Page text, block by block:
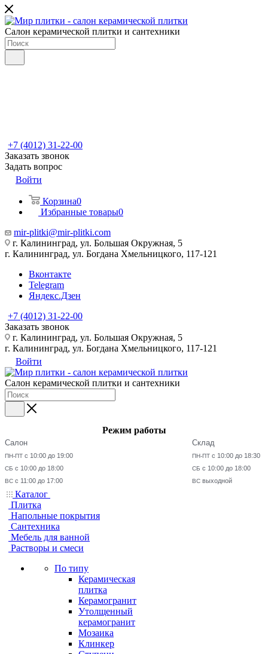
Салон керамической плитки и сантехники
+7 (4012) 31-22-00
Заказать звонок
Задать вопрос
Войти
Корзина0
Избранные товары0
mir-plitki@mir-plitki.com
г. Калининград, ул. Большая Окружная, 5
г. Калининград, ул. Богдана Хмельницкого, 117-121
Вконтакте
Telegram
Яндекс.Дзен
+7 (4012) 31-22-00
Заказать звонок
г. Калининград, ул. Большая Окружная, 5
г. Калининград, ул. Богдана Хмельницкого, 117-121
Войти
Салон керамической плитки и сантехники
Режим работы
Салон
ПН-ПТ с 10:00 до 19:00
СБ с 10:00 до 18:00
ВС с 11:00 до 17:00
Склад
ПН-ПТ с 10:00 до 18:30
СБ с 10:00 до 18:00
ВС выходной
Каталог
Плитка
Напольные покрытия
Сантехника
Мебель для ванной
Растворы и смеси
По типу
Керамическая
плитка
Керамогранит
Утолщенный
керамогранит
Мозаика
Клинкер